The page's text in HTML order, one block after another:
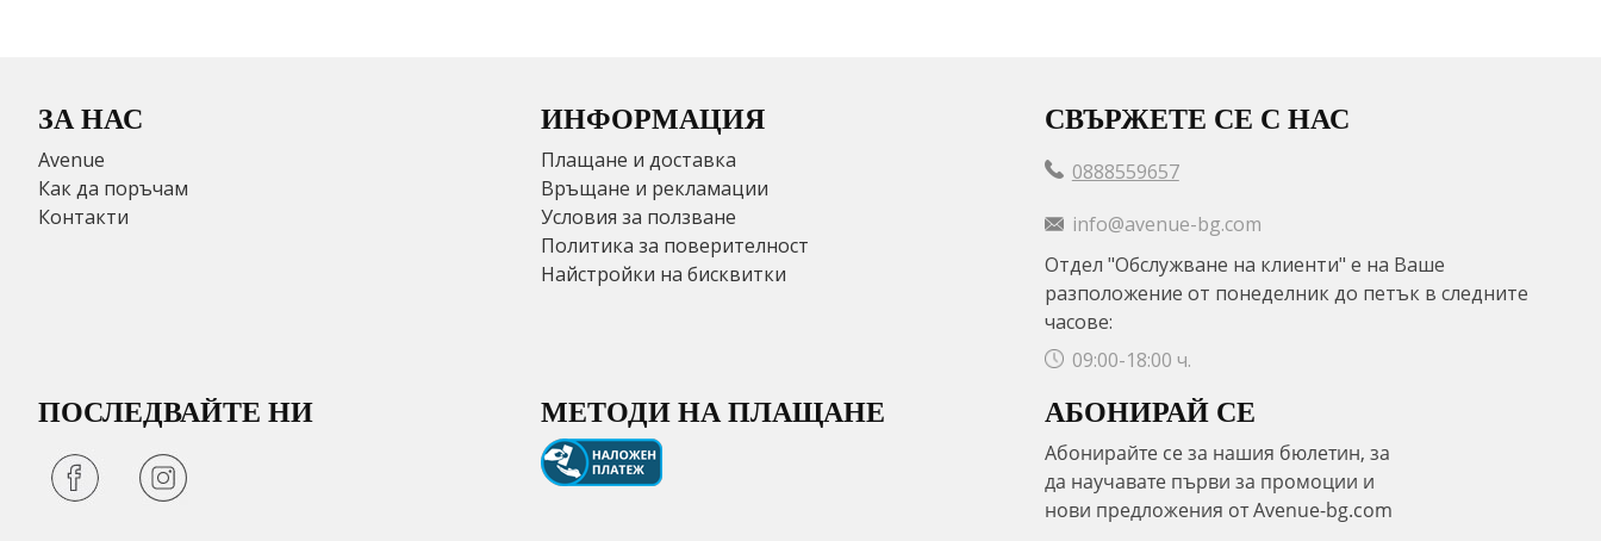
ЗА НАС
Avenue
Как да поръчам
Контакти
ИНФОРМАЦИЯ
Плащане и доставка
Връщане и рекламации
Условия за ползване
Политика за поверителност
Найстройки на бисквитки
СВЪРЖЕТЕ СЕ С НАС
0888559657
info@avenue-bg.com
Отдел "Обслужване на клиенти" е на Ваше
разположение от понеделник до петък в следните
часове:
09:00-18:00 ч.
ПОСЛЕДВАЙТЕ НИ МЕТОДИ НА ПЛАЩАНЕ АБОНИРАЙ СЕ